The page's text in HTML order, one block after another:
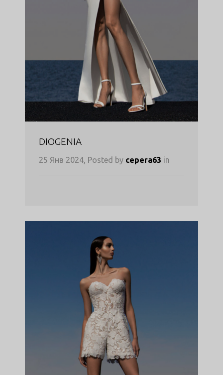
DIOGENIA
25 Янв 2024, Posted by cepera63 in